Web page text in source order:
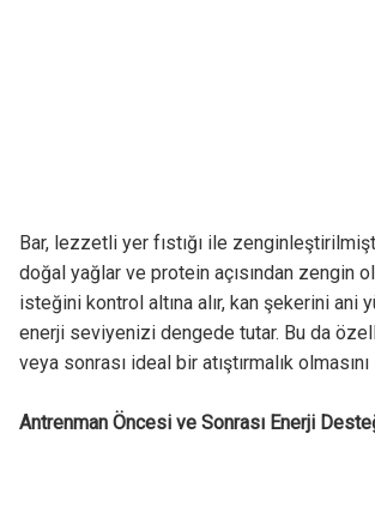
Bar, lezzetli yer fıstığı ile
doğal yağlar ve protein açısından zengin
isteğini kontrol altına alır, kan şekerini ani
enerji seviyenizi dengede tutar. Bu da
veya sonrası ideal bir atıştırmalık olmasını
Antrenman Öncesi ve Sonrası Enerji